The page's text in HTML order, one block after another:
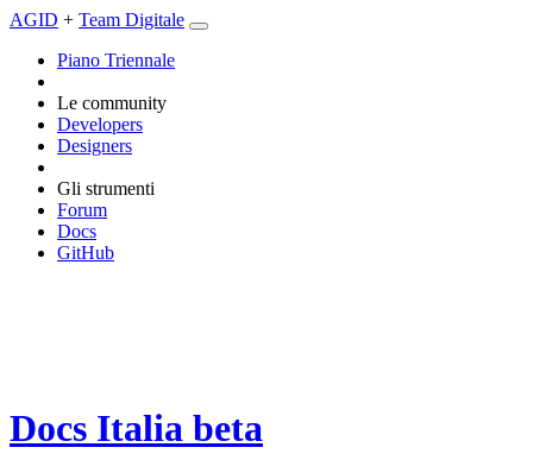
AGID + Team Digitale
Piano Triennale
Le community
Developers
Designers
Gli strumenti
Forum
Docs
GitHub
Docs Italia beta